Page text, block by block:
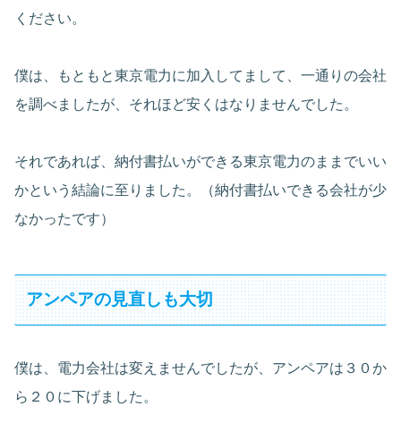
ください。
僕は、もともと東京電力に加入してまして、一通りの会社
を調べましたが、それほど安くはなりませんでした。
それであれば、納付書払いができる東京電力のままでいい
かという結論に至りました。（納付書払いできる会社が少
なかったです）
アンペアの見直しも大切
僕は、電力会社は変えませんでしたが、アンペアは３０か
ら２０に下げました。